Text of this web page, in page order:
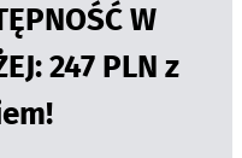
W
247 PLN z